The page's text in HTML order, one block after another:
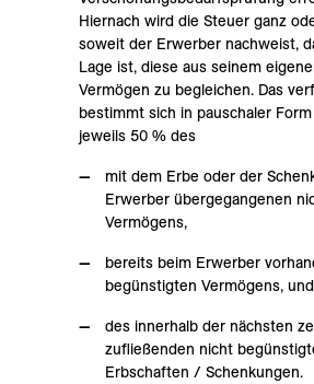
Hiernach wird die Steuer ganz
soweit der Erwerber nachweist,
Lage ist, diese aus seinem
Vermögen zu begleichen. Das
bestimmt sich in pauschaler
jeweils 50 % des
mit dem Erbe oder der
Erwerber übergegangenen
Vermögens,
bereits beim Erwerber
begünstigten Vermögens, und
des innerhalb der nächsten
zufließenden nicht
Erbschaften / Schenkungen.